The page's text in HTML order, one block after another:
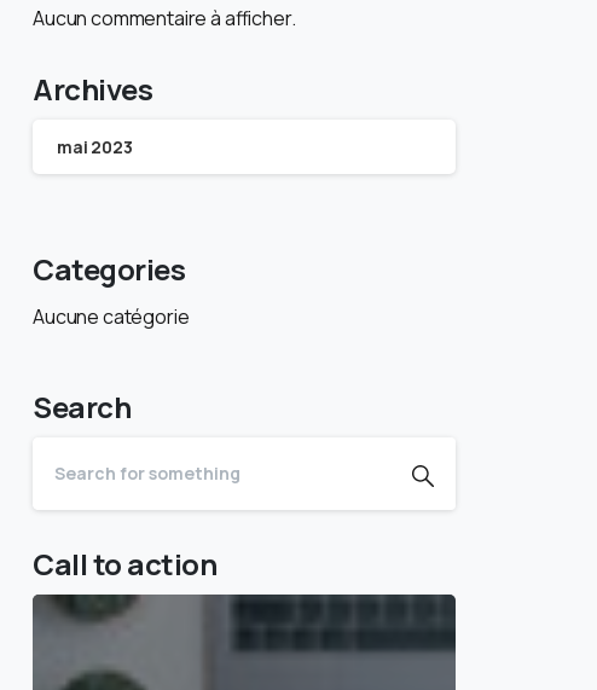
Aucun commentaire à afficher.
Archives
mai 2023
Categories
Aucune catégorie
Search
Call to action